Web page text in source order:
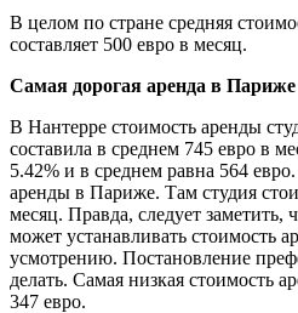
В целом по стране средняя
составляет 500 евро в месяц.
Самая дорогая аренда в Париже
В Нантерре стоимость аренды
составила в среднем 745 евро в
5.42% и в среднем равна 564
аренды в Париже. Там студия
месяц. Правда, следует заметить,
может устанавливать стоимость
усмотрению. Постановление
делать. Самая низкая стоимость
347 евро.